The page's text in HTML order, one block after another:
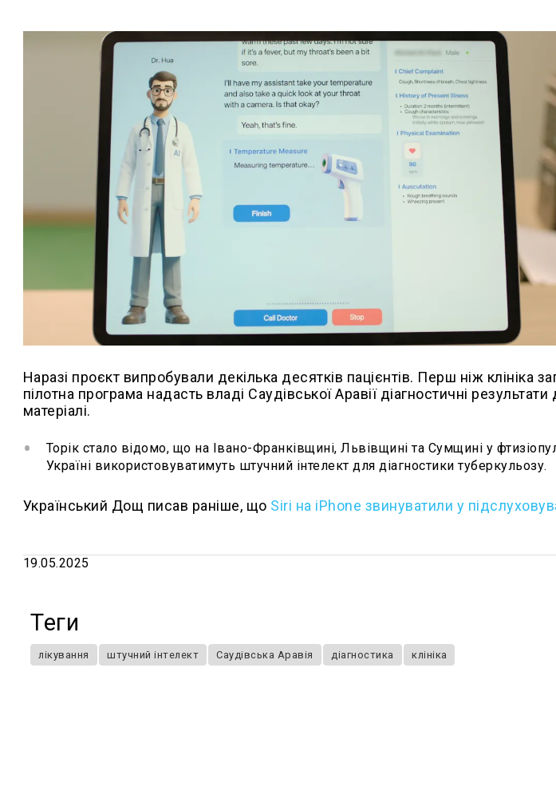
Наразі проєкт випробували декілька десятків пацієнтів. Перш ніж клініка
пілотна програма надасть владі Саудівської Аравії діагностичні
матеріалі.
Торік стало відомо, що на Івано-Франківщині, Львівщині та Сумщині у
Україні використовуватимуть штучний інтелект для діагностики туберкульозу.
Український Дощ писав раніше, що Siri на iPhone звинуватили у
19.05.2025
Теги
лікування штучний інтелект Саудівська Аравія діагностика клініка